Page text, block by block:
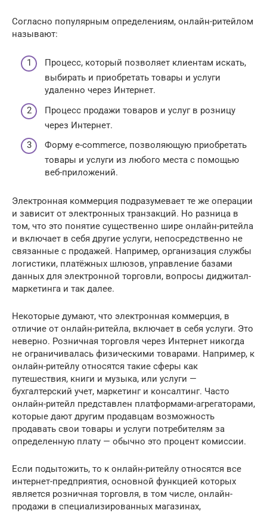
Согласно популярным определениям, онлайн-ритейлом
называют:
Процесс, который позволяет клиентам искать,
выбирать и приобретать товары и услуги
удаленно через Интернет.
Процесс продажи товаров и услуг в розницу
через Интернет.
Форму e-commerce, позволяющую приобретать
товары и услуги из любого места с помощью
веб-приложений.
Электронная коммерция подразумевает те же операции
и зависит от электронных транзакций. Но разница в
том, что это понятие существенно шире онлайн-ритейла
и включает в себя другие услуги, непосредственно не
связанные с продажей. Например, организация службы
логистики, платёжных шлюзов, управление базами
данных для электронной торговли, вопросы диджитал-
маркетинга и так далее.
Некоторые думают, что электронная коммерция, в
отличие от онлайн-ритейла, включает в себя услуги. Это
неверно. Розничная торговля через Интернет никогда
не ограничивалась физическими товарами. Например, к
онлайн-ритейлу относятся такие сферы как
путешествия, книги и музыка, или услуги —
бухгалтерский учет, маркетинг и консалтинг. Часто
онлайн-ритейл представлен платформами-агрегаторами,
которые дают другим продавцам возможность
продавать свои товары и услуги потребителям за
определенную плату — обычно это процент комиссии.
Если подытожить, то к онлайн-ритейлу относятся все
интернет-предприятия, основной функцией которых
является розничная торговля, в том числе, онлайн-
продажи в специализированных магазинах,